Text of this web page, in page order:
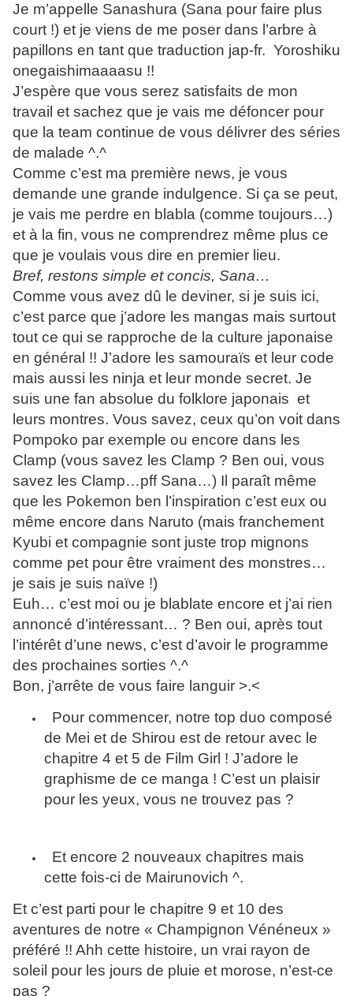
Je m’appelle Sanashura (Sana pour faire plus
court !) et je viens de me poser dans l’arbre à
papillons en tant que traduction jap-fr. Yoroshiku
onegaishimaaaasu !!
J’espère que vous serez satisfaits de mon
travail et sachez que je vais me défoncer pour
que la team continue de vous délivrer des séries
de malade ^.^
Comme c’est ma première news, je vous
demande une grande indulgence. Si ça se peut,
je vais me perdre en blabla (comme toujours…)
et à la fin, vous ne comprendrez même plus ce
que je voulais vous dire en premier lieu.
Bref, restons simple et concis, Sana…
Comme vous avez dû le deviner, si je suis ici,
c’est parce que j’adore les mangas mais surtout
tout ce qui se rapproche de la culture japonaise
en général !! J’adore les samouraïs et leur code
mais aussi les ninja et leur monde secret. Je
suis une fan absolue du folklore japonais et
leurs montres. Vous savez, ceux qu’on voit dans
Pompoko par exemple ou encore dans les
Clamp (vous savez les Clamp ? Ben oui, vous
savez les Clamp…pff Sana…) Il paraît même
que les Pokemon ben l’inspiration c’est eux ou
même encore dans Naruto (mais franchement
Kyubi et compagnie sont juste trop mignons
comme pet pour être vraiment des monstres…
je sais je suis naïve !)
Euh… c’est moi ou je blablate encore et j’ai rien
annoncé d’intéressant… ? Ben oui, après tout
l’intérêt d’une news, c’est d’avoir le programme
des prochaines sorties ^.^
Bon, j’arrête de vous faire languir >.<
Pour commencer, notre top duo composé
de Mei et de Shirou est de retour avec le
chapitre 4 et 5 de Film Girl ! J’adore le
graphisme de ce manga ! C’est un plaisir
pour les yeux, vous ne trouvez pas ?
Et encore 2 nouveaux chapitres mais
cette fois-ci de Mairunovich ^.
Et c’est parti pour le chapitre 9 et 10 des
aventures de notre « Champignon Vénéneux »
préféré !! Ahh cette histoire, un vrai rayon de
soleil pour les jours de pluie et morose, n’est-ce
pas ?